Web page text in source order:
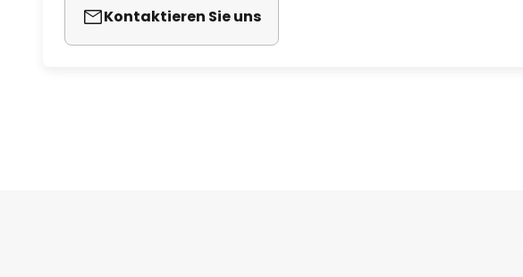
Kontaktieren Sie uns